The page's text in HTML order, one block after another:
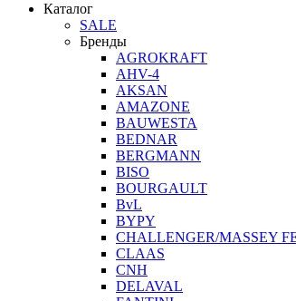
Каталог
SALE
Бренды
AGROKRAFT
AHV-4
AKSAN
AMAZONE
BAUWESTA
BEDNAR
BERGMANN
BISO
BOURGAULT
BvL
BYPY
CHALLENGER/MASSEY
CLAAS
CNH
DELAVAL